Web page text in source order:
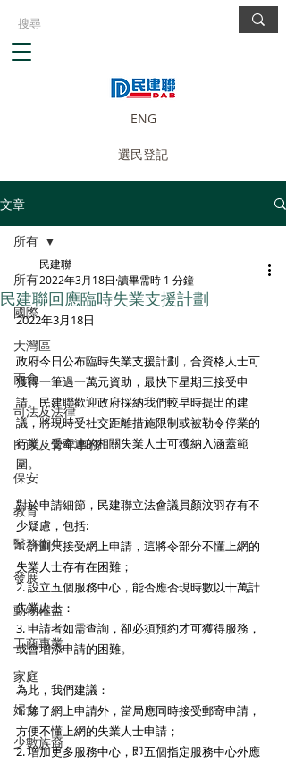
ENG
選民登記
文章
所有
國際
大灣區
兩會
司法及法律
民政及青年事務
保安
教育
醫務衛生
發展
動物權益
工商專業
家庭
婦女
少數族裔
所有
民建聯回應臨時失業支援計劃
民建聯
2022年3月18日 讀畢需時 1 分鐘
2022年3月18日
政府今日公布臨時失業支援計劃，合資格人士可
獲得一筆過一萬元資助，最快下星期三接受申
請。民建聯歡迎政府採納我們較早時提出的建
議，將現時受社交距離措施限制或被勒令停業的
行業，受牽連的相關失業人士可獲納入涵蓋範
圍。
對於申請細節，民建聯立法會議員顏汶羽存有不
少疑慮，包括:
1. 計劃只接受網上申請，這將令部分不懂上網的
失業人士存有在困難；
2. 設立五個服務中心，能否應否現時數以十萬計
失業人士：
3. 申請者如需查詢，卻必須預約才可獲得服務，
或會增添申請的困難。
為此，我們建議：
1. 除了網上申請外，當局應同時接受郵寄申請，
方便不懂上網的失業人士申請；
2. 增加更多服務中心，即五個指定服務中心外應